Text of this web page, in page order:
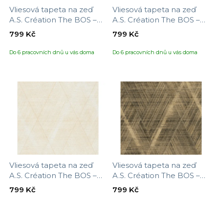
Vliesová tapeta na zeď
A.S. Création The BOS –
battle of style 388242,
Do 6 pracovních dnů u vás doma
799 Kč
Vliesová tapeta na zeď
A.S. Création The BOS –
battle of style 388243,
Do 6 pracovních dnů u vás doma
799 Kč
Vliesová tapeta na zeď
A.S. Création The BOS –
battle of style 388244,
799 Kč
Vliesová tapeta na zeď
A.S. Création The BOS –
battle of style 388245,
799 Kč